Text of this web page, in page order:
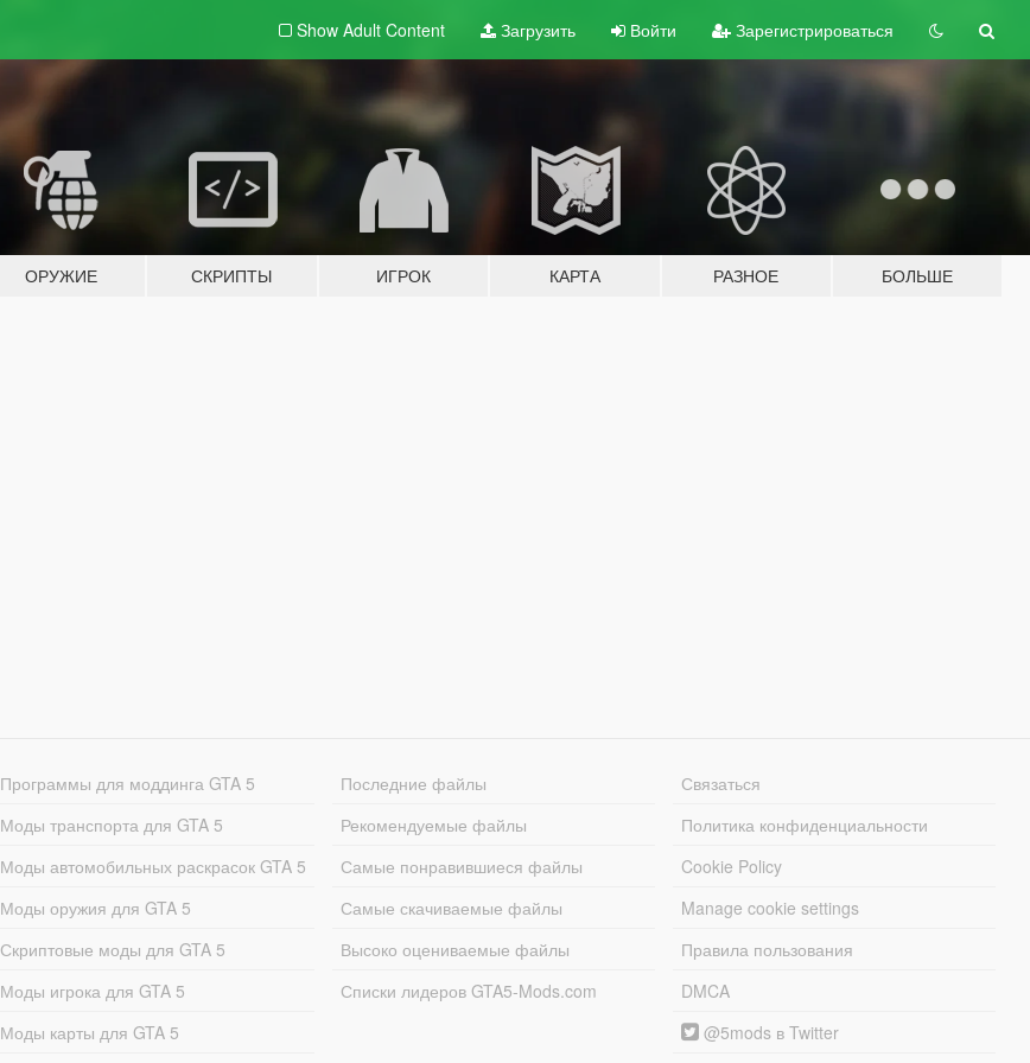
Show Adult Content Загрузить Войти Зарегистрироваться
ОРУЖИЕ СКРИПТЫ ИГРОК КАРТА РАЗНОЕ БОЛЬШЕ
Программы для моддинга GTA 5
Моды транспорта для GTA 5
Моды автомобильных раскрасок GTA 5
Моды оружия для GTA 5
Скриптовые моды для GTA 5
Моды игрока для GTA 5
Моды карты для GTA 5
Последние файлы
Рекомендуемые файлы
Самые понравившиеся файлы
Самые скачиваемые файлы
Высоко оцениваемые файлы
Списки лидеров GTA5-Mods.com
Связаться
Политика конфиденциальности
Cookie Policy
Manage cookie settings
Правила пользования
DMCA
@5mods в Twitter